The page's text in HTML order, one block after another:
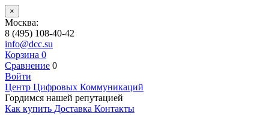
×
Москва:
8 (495) 108-40-42
info@dcc.su
Корзина 0
Сравнение 0
Войти
Центр Цифровых Коммуникаций
Гордимся нашей репутацией
Как купить Доставка Контакты